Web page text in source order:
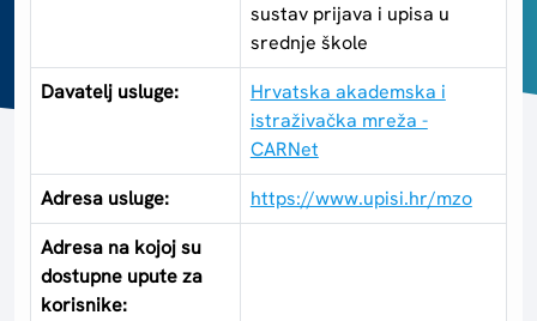
sustav prijava i upisa u
srednje škole
Davatelj usluge:
Hrvatska akademska i
istraživačka mreža -
CARNet
Adresa usluge:
https://www.upisi.hr/mzo
Adresa na kojoj su
dostupne upute za
korisnike: